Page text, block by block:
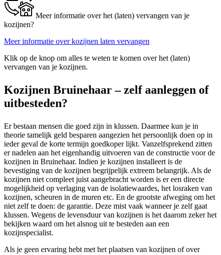
Meer informatie over het (laten) vervangen van je
kozijnen?
Meer informatie over kozijnen laten vervangen
Klik op de knop om alles te weten te komen over het (laten)
vervangen van je kozijnen.
Kozijnen Bruinehaar – zelf aanleggen of
uitbesteden?
Er bestaan mensen die goed zijn in klussen. Daarmee kun je in
theorie tamelijk geld besparen aangezien het persoonlijk doen op in
ieder geval de korte termijn goedkoper lijkt. Vanzelfsprekend zitten
er nadelen aan het eigenhandig uitvoeren van de constructie voor de
kozijnen in Bruinehaar. Indien je kozijnen installeert is de
bevestiging van de kozijnen begrijpelijk extreem belangrijk. Als de
kozijnen niet compleet juist aangebracht worden is er een directe
mogelijkheid op verlaging van de isolatiewaardes, het losraken van
kozijnen, scheuren in de muren etc. En de grootste afweging om het
niet zelf te doen: de garantie. Deze mist vaak wanneer je zelf gaat
klussen. Wegens de levensduur van kozijnen is het daarom zeker het
bekijken waard om het alsnog uit te besteden aan een
kozijnspecialist.
Als je geen ervaring hebt met het plaatsen van kozijnen of over